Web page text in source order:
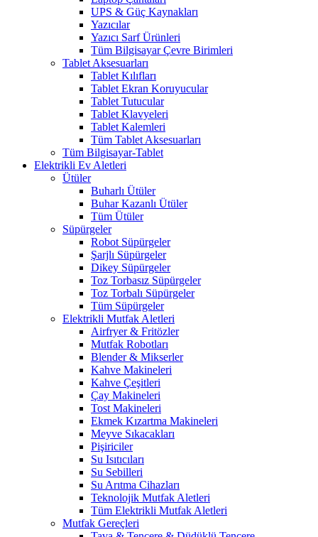
UPS & Güç Kaynakları
Yazıcılar
Yazıcı Sarf Ürünleri
Tüm Bilgisayar Çevre Birimleri
Tablet Aksesuarları
Tablet Kılıfları
Tablet Ekran Koruyucular
Tablet Tutucular
Tablet Klavyeleri
Tablet Kalemleri
Tüm Tablet Aksesuarları
Tüm Bilgisayar-Tablet
Elektrikli Ev Aletleri
Ütüler
Buharlı Ütüler
Buhar Kazanlı Ütüler
Tüm Ütüler
Süpürgeler
Robot Süpürgeler
Şarjlı Süpürgeler
Dikey Süpürgeler
Toz Torbasız Süpürgeler
Toz Torbalı Süpürgeler
Tüm Süpürgeler
Elektrikli Mutfak Aletleri
Airfryer & Fritözler
Mutfak Robotları
Blender & Mikserler
Kahve Makineleri
Kahve Çeşitleri
Çay Makineleri
Tost Makineleri
Ekmek Kızartma Makineleri
Meyve Sıkacakları
Pişiriciler
Su Isıtıcıları
Su Sebilleri
Su Arıtma Cihazları
Teknolojik Mutfak Aletleri
Tüm Elektrikli Mutfak Aletleri
Mutfak Gereçleri